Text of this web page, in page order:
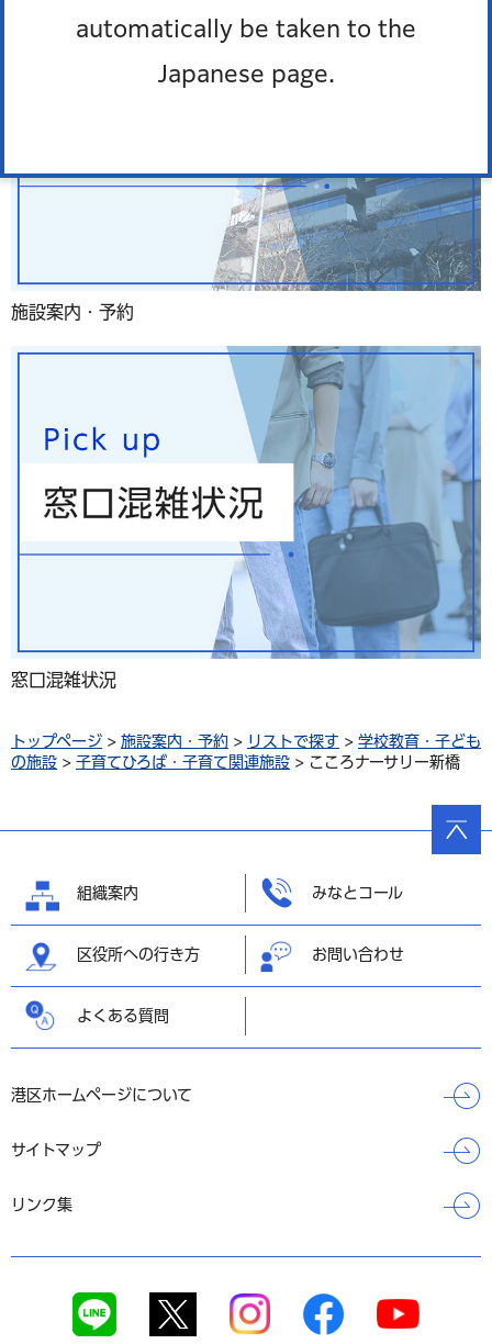
automatically be taken to the
Japanese page.
施設案内・予約
窓口混雑状況
トップページ > 施設案内・予約 > リストで探す > 学校教育・子ども
の施設 > 子育てひろば・子育て関連施設 > こころナーサリー新橋
組織案内 みなとコール
区役所への行き方 お問い合わせ
よくある質問
港区ホームページについて
サイトマップ
リンク集
ページ
の先頭